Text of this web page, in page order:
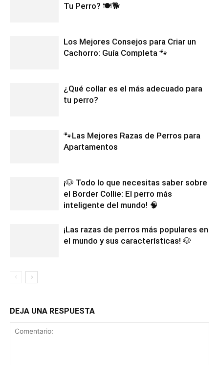
Tu Perro? 🍽️🐕
Los Mejores Consejos para Criar un
Cachorro: Guía Completa 🐾
¿Qué collar es el más adecuado para
tu perro?
🐾Las Mejores Razas de Perros para
Apartamentos
¡🐶 Todo lo que necesitas saber sobre
el Border Collie: El perro más
inteligente del mundo! 🧠
¡Las razas de perros más populares en
el mundo y sus características! 🐶
DEJA UNA RESPUESTA